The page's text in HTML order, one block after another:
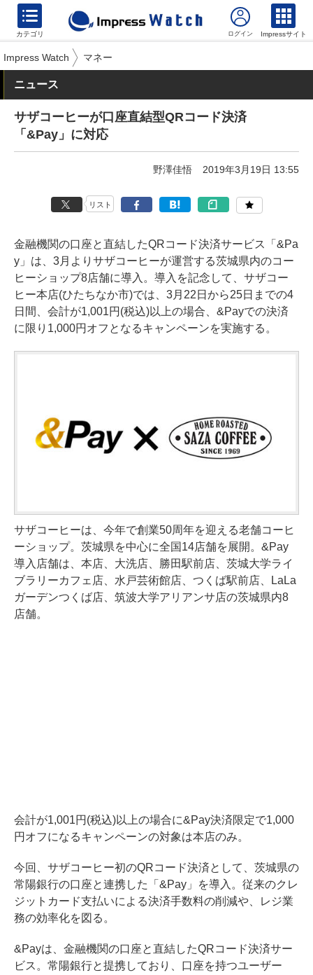
カテゴリ Impressサイト
Impress Watch マネー
ニュース
サザコーヒーが口座直結型QRコード決済
「&Pay」に対応
野澤佳悟 2019年3月19日 13:55
リスト
金融機関の口座と直結したQRコード決済サービス「&Pa
y」は、3月よりサザコーヒーが運営する茨城県内のコー
ヒーショップ8店舗に導入。導入を記念して、サザコー
ヒー本店(ひたちなか市)では、3月22日から25日までの4
日間、会計が1,001円(税込)以上の場合、&Payでの決済
に限り1,000円オフとなるキャンペーンを実施する。
サザコーヒーは、今年で創業50周年を迎える老舗コーヒ
ーショップ。茨城県を中心に全国14店舗を展開。&Pay
導入店舗は、本店、大洗店、勝田駅前店、茨城大学ライ
ブラリーカフェ店、水戸芸術館店、つくば駅前店、LaLa
ガーデンつくば店、筑波大学アリアンサ店の茨城県内8
店舗。
会計が1,001円(税込)以上の場合に&Pay決済限定で1,000
円オフになるキャンペーンの対象は本店のみ。
今回、サザコーヒー初のQRコード決済として、茨城県の
常陽銀行の口座と連携した「&Pay」を導入。従来のクレ
ジットカード支払いによる決済手数料の削減や、レジ業
務の効率化を図る。
&Payは、金融機関の口座と直結したQRコード決済サー
ビス。常陽銀行と提携しており、口座を持つユーザー